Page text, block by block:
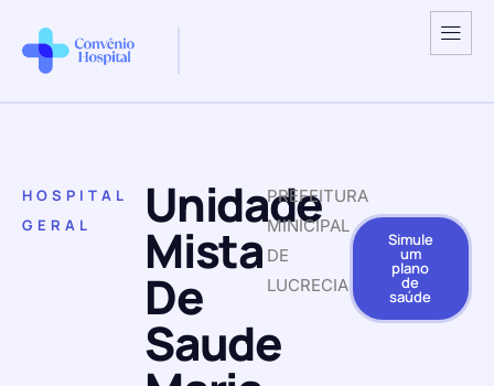
HOSPITAL
GERAL
Unidade
Mista
De
Saude
PREFEITURA
MINICIPAL
DE
LUCRECIA
Simule
um
plano
de
saúde